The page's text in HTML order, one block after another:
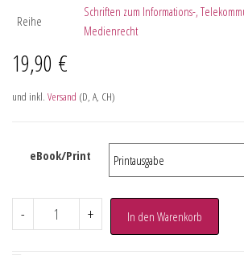
Reihe
Schriften zum Informations-,
Medienrecht
19,90 €
und inkl. Versand (D, A, CH)
eBook/Print
- + In den Warenkorb